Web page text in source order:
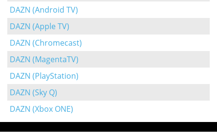
DAZN (Android TV)
DAZN (Apple TV)
DAZN (Chromecast)
DAZN (MagentaTV)
DAZN (PlayStation)
DAZN (Sky Q)
DAZN (Xbox ONE)